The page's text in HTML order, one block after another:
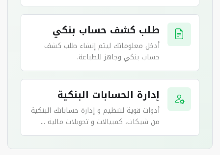
طلب كشف حساب بنكي
أدخل معلوماتك ليتم إنشاء طلب كشف
حساب بنكي وجاهز للطباعة.
إدارة الحسابات البنكية
أدوات قوية لتنظيم و إدارة حساباتك البنكية
من شيكات، كمبيالات و تحويلات مالية ...